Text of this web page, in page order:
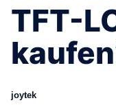
TFT-
joytek